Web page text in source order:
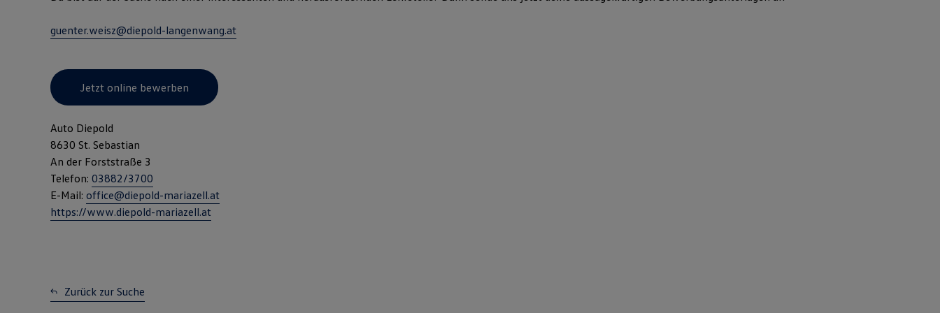
guenter.weisz@diepold-langenwang.at
Jetzt online bewerben
Auto Diepold
8630 St. Sebastian
An der Forststraße 3
Telefon: 03882/3700
E-Mail: office@diepold-mariazell.at
https://www.diepold-mariazell.at
Zurück zur Suche